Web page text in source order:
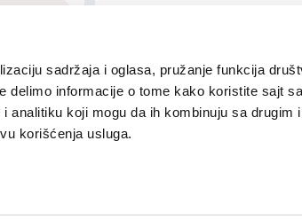
sadržaja i oglasa, pružanje funkcija
delimo informacije o tome kako koristite sajt
analitiku koji mogu da ih kombinuju sa drugim
korišćenja usluga.